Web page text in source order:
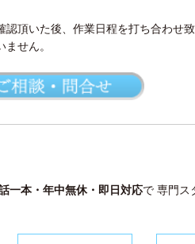
頂いた後、作業日程を打ち合わせ致
せん。
一本・年中無休・即日対応で 専門ス